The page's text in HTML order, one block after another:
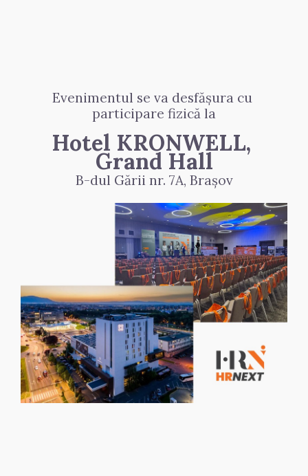
Evenimentul se va desfășura cu
participare fizică la
Hotel KRONWELL,
Grand Hall
B-dul Gării nr. 7A, Brașov